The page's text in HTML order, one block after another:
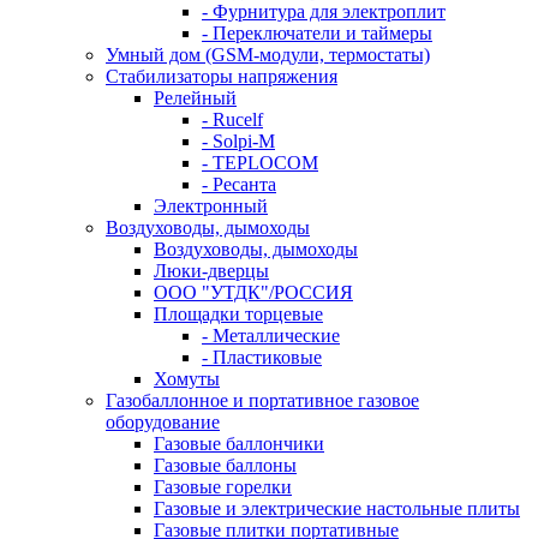
- Фурнитура для электроплит
- Переключатели и таймеры
Умный дом (GSM-модули, термостаты)
Cтабилизаторы напряжения
Релейный
- Rucelf
- Solpi-M
- TEPLOCOM
- Ресанта
Электронный
Воздуховоды, дымоходы
Воздуховоды, дымоходы
Люки-дверцы
ООО "УТДК"/РОССИЯ
Площадки торцевые
- Металлические
- Пластиковые
Хомуты
Газобаллонное и портативное газовое
оборудование
Газовые баллончики
Газовые баллоны
Газовые горелки
Газовые и электрические настольные плиты
Газовые плитки портативные